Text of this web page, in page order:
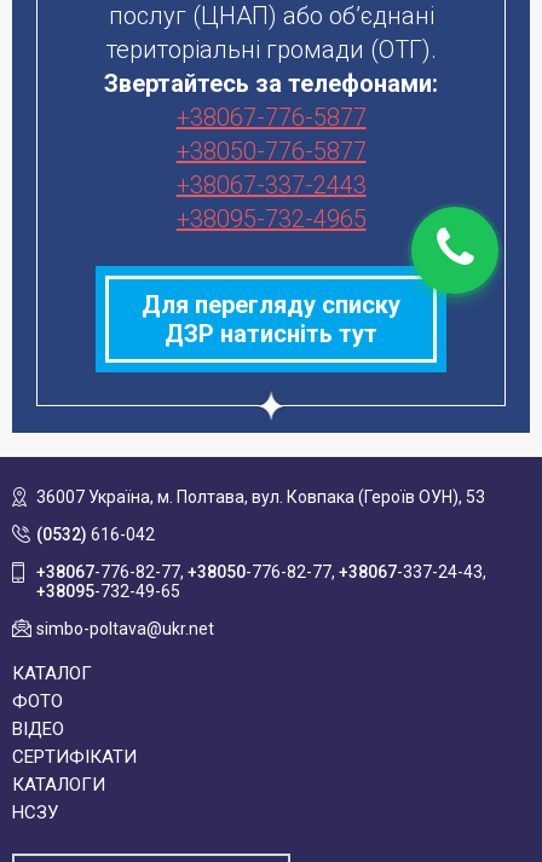
послуг (ЦНАП) або об’єднані
територіальні громади (ОТГ).
Звертайтесь за телефонами:
+38067-776-5877
+38050-776-5877
+38067-337-2443
+38095-732-4965
Для перегляду списку
ДЗР натисніть тут
36007 Україна, м. Полтава, вул. Ковпака (Героїв ОУН), 53
(0532) 616-042
+38067-776-82-77 +38050-776-82-77 +38067-337-24-43
+38095-732-49-65
simbo-poltava@ukr.net
КАТАЛОГ
ФОТО
ВІДЕО
СЕРТИФІКАТИ
КАТАЛОГИ
НСЗУ